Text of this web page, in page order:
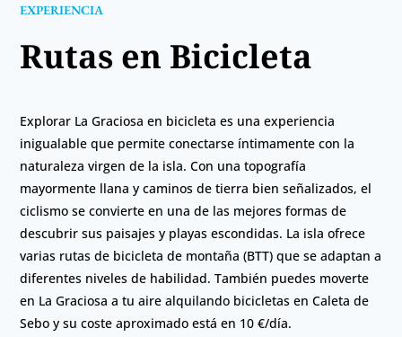
EXPERIENCIA
Rutas en Bicicleta
Explorar La Graciosa en bicicleta es una experiencia
inigualable que permite conectarse íntimamente con la
naturaleza virgen de la isla. Con una topografía
mayormente llana y caminos de tierra bien señalizados, el
ciclismo se convierte en una de las mejores formas de
descubrir sus paisajes y playas escondidas. La isla ofrece
varias rutas de bicicleta de montaña (BTT) que se adaptan a
diferentes niveles de habilidad. También puedes moverte
en La Graciosa a tu aire alquilando bicicletas en Caleta de
Sebo y su coste aproximado está en 10 €/día.